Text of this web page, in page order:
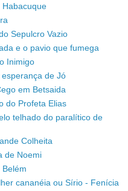
Habacuque
Sepulcro Vazio
e o pavio que fumega
Inimigo
de Jó
em Betsaida
do Profeta Elias
telhado do paralítico de
Colheita
de Noemi
Belém
cananéia ou Sírio - Fenícia